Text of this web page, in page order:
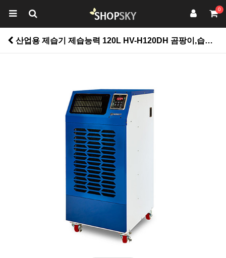
0
산업용 제습기 제습능력 120L HV-H120DH 곰팡이,습기,결로 한방에 해결 > 가전/디지탈